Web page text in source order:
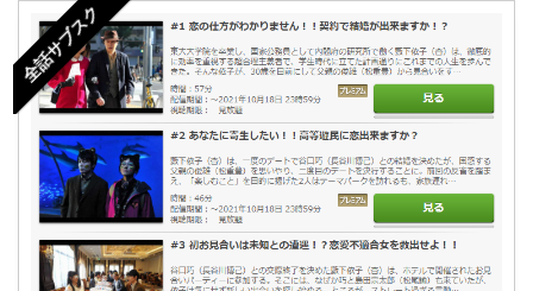
全話サブスク